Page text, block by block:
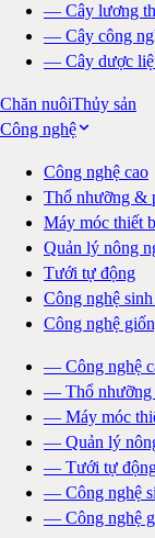
— Cây lương
— Cây công
— Cây dược
Chăn nuôiThủy sản
Công nghệ
Công nghệ cao
Thổ nhưỡng &
Máy móc thiết
Quản lý nông
Tưới tự động
Công nghệ
Công nghệ
— Công nghệ
— Thổ
— Máy móc
— Quản lý
— Tưới tự
— Công nghệ
— Công nghệ